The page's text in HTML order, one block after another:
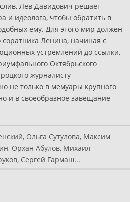
Лев Давидович решает
и идеолога, чтобы обратить в
ему. Для этого мир должен
соратника Ленина, начиная с
устремлений до ссылки,
Октябрьского
журналисту
не только в мемуары крупного
и в своеобразное завещание
Ольга Сутулова, Максим
Орхан Абулов, Михаил
Сергей Гармаш...